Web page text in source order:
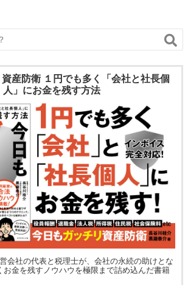
産防衛 １円でも多く「会社と社長個
人」にお金を残す方法
会社の代表と税理士が、会社の永続の助けとな
お金を残すノウハウを極限まで詰め込んだ書籍